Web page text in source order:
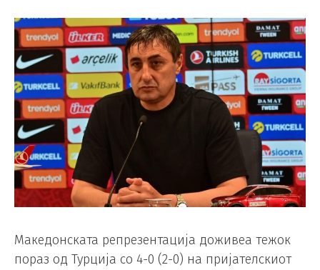
Македонската репрезентација доживеа тежок
пораз од Турција со 4-0 (2-0) на пријателскиот